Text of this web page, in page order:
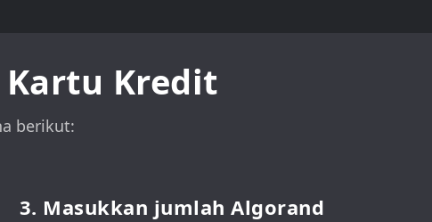
Kredit
berikut:
3. Masukkan jumlah Algorand